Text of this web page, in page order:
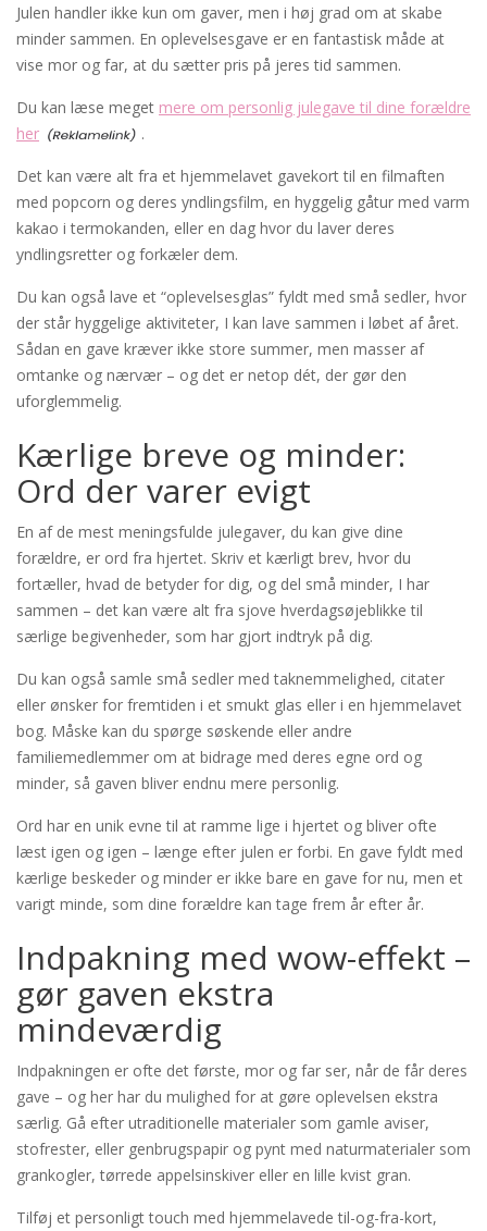
Julen handler ikke kun om gaver, men i høj grad om at skabe
minder sammen. En oplevelsesgave er en fantastisk måde at
vise mor og far, at du sætter pris på jeres tid sammen.
Du kan læse meget mere om personlig julegave til dine forældre
her
.
Det kan være alt fra et hjemmelavet gavekort til en filmaften
med popcorn og deres yndlingsfilm, en hyggelig gåtur med varm
kakao i termokanden, eller en dag hvor du laver deres
yndlingsretter og forkæler dem.
Du kan også lave et “oplevelsesglas” fyldt med små sedler, hvor
der står hyggelige aktiviteter, I kan lave sammen i løbet af året.
Sådan en gave kræver ikke store summer, men masser af
omtanke og nærvær – og det er netop dét, der gør den
uforglemmelig.
Kærlige breve og minder:
Ord der varer evigt
En af de mest meningsfulde julegaver, du kan give dine
forældre, er ord fra hjertet. Skriv et kærligt brev, hvor du
fortæller, hvad de betyder for dig, og del små minder, I har
sammen – det kan være alt fra sjove hverdagsøjeblikke til
særlige begivenheder, som har gjort indtryk på dig.
Du kan også samle små sedler med taknemmelighed, citater
eller ønsker for fremtiden i et smukt glas eller i en hjemmelavet
bog. Måske kan du spørge søskende eller andre
familiemedlemmer om at bidrage med deres egne ord og
minder, så gaven bliver endnu mere personlig.
Ord har en unik evne til at ramme lige i hjertet og bliver ofte
læst igen og igen – længe efter julen er forbi. En gave fyldt med
kærlige beskeder og minder er ikke bare en gave for nu, men et
varigt minde, som dine forældre kan tage frem år efter år.
Indpakning med wow-effekt –
gør gaven ekstra
mindeværdig
Indpakningen er ofte det første, mor og far ser, når de får deres
gave – og her har du mulighed for at gøre oplevelsen ekstra
særlig. Gå efter utraditionelle materialer som gamle aviser,
stofrester, eller genbrugspapir og pynt med naturmaterialer som
grankogler, tørrede appelsinskiver eller en lille kvist gran.
Tilføj et personligt touch med hjemmelavede til-og-fra-kort,